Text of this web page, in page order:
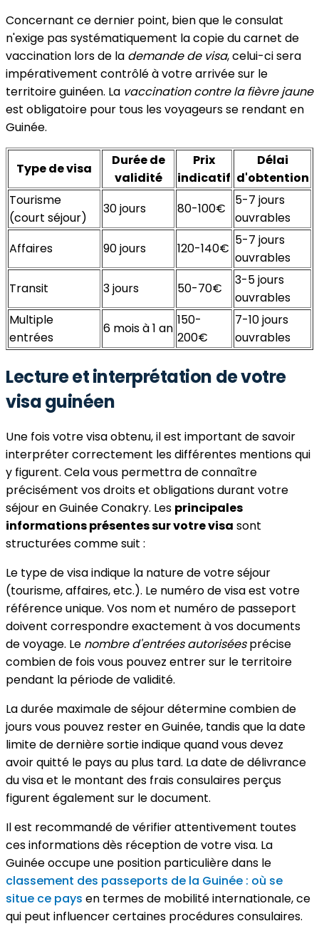
Concernant ce dernier point, bien que le consulat
n'exige pas systématiquement la copie du carnet de
vaccination lors de la demande de visa, celui-ci sera
impérativement contrôlé à votre arrivée sur le
territoire guinéen. La vaccination contre la fièvre jaune
est obligatoire pour tous les voyageurs se rendant en
Guinée.
Type de visa
Durée de
validité
Prix
indicatif
Délai
d'obtention
Tourisme
(court séjour)
30 jours 80-100€
5-7 jours
ouvrables
Affaires
90 jours 120-140€
5-7 jours
ouvrables
Transit
3 jours 50-70€
3-5 jours
ouvrables
Multiple
entrées
6 mois à 1 an
150-
200€
7-10 jours
ouvrables
Lecture et interprétation de votre
visa guinéen
Une fois votre visa obtenu, il est important de savoir
interpréter correctement les différentes mentions qui
y figurent. Cela vous permettra de connaître
précisément vos droits et obligations durant votre
séjour en Guinée Conakry. Les principales
informations présentes sur votre visa sont
structurées comme suit :
Le type de visa indique la nature de votre séjour
(tourisme, affaires, etc.). Le numéro de visa est votre
référence unique. Vos nom et numéro de passeport
doivent correspondre exactement à vos documents
de voyage. Le nombre d'entrées autoriséesprécise
combien de fois vous pouvez entrer sur le territoire
pendant la période de validité.
La durée maximale de séjour détermine combien de
jours vous pouvez rester en Guinée, tandis que la date
limite de dernière sortie indique quand vous devez
avoir quitté le pays au plus tard. La date de délivrance
du visa et le montant des frais consulaires perçus
figurent également sur le document.
Il est recommandé de vérifier attentivement toutes
ces informations dès réception de votre visa. La
Guinée occupe une position particulière dans le
classement des passeports de la Guinée : où se
situe ce pays en termes de mobilité internationale, ce
qui peut influencer certaines procédures consulaires.